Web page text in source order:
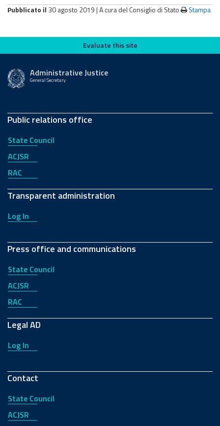
Pubblicato il 30 agosto 2019 |A cura del Consiglio di Stato Stampa
Evaluate this siteEvaluate this site
Administrative Justice
General Secretary
Public relations office
State Council
ACJSR
RAC
Transparent administration
Log In
Press office and communications
State Council
ACJSR
RAC
Legal AD
Log In
Contact
State Council
ACJSR